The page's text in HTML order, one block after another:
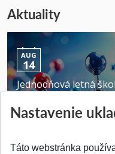
Aktuality
AUG
14
Jednodňová letná
Pridané 28.07.2026
Nastavenie
Táto webstránka